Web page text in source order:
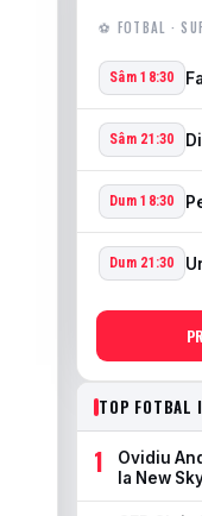
⚽ FOTBAL ·
Sâm 18:30
Sâm 21:30
Dum 18:30
Dum 21:30
TOP FOTBAL
1
Ovidiu
la New